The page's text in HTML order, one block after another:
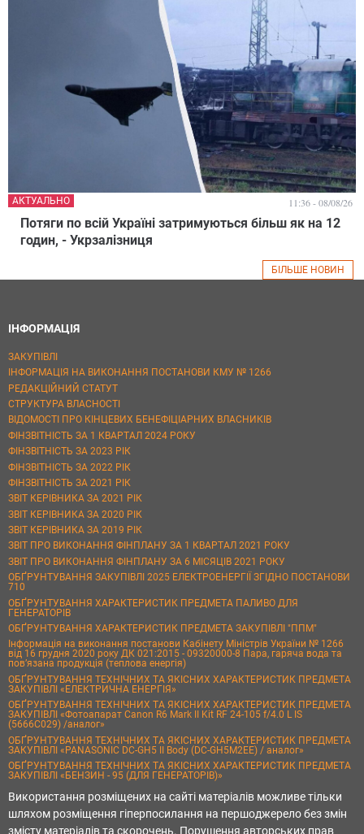
Потяги по всій Україні затримуються більш як на 12
годин, - Укрзалізниця
АКТУАЛЬНО 11:36 - 08/08/26
БІЛЬШЕ НОВИН
ІНФОРМАЦІЯ
ЗАКУПІВЛІ
ІНФОРМАЦІЯ НА ВИКОНАННЯ ПОСТАНОВИ КМУ № 1266
РЕДАКЦІЙНИЙ СТАТУТ
СТРУКТУРА ВЛАСНОСТІ
ВІДОМОСТІ ПРО КІНЦЕВИХ БЕНЕФІЦІАРНИХ ВЛАСНИКІВ
ФІНЗВІТНІСТЬ ЗА 1 КВАРТАЛ 2024 РОКУ
ФІНЗВІТНІСТЬ ЗА 2023 РІК
ФІНЗВІТНІСТЬ ЗА 2022 РІК
ФІНЗВІТНІСТЬ ЗА 2021 РІК
ЗВІТ КЕРІВНИКА ЗА 2021 РІК
ЗВІТ КЕРІВНИКА ЗА 2020 РІК
ЗВІТ КЕРІВНИКА ЗА 2019 РІК
ЗВІТ ПРО ВИКОНАННЯ ФІНПЛАНУ ЗА 1 КВАРТАЛ 2021 РОКУ
ЗВІТ ПРО ВИКОНАННЯ ФІНПЛАНУ ЗА 6 МІСЯЦІВ 2021 РОКУ
ОБҐРУНТУВАННЯ ЗАКУПІВЛІ 2025 ЕЛЕКТРОЕНЕРГІЇ ЗГІДНО ПОСТАНОВИ
710
ОБҐРУНТУВАННЯ ХАРАКТЕРИСТИК ПРЕДМЕТА ПАЛИВО ДЛЯ
ГЕНЕРАТОРІВ
ОБҐРУНТУВАННЯ ХАРАКТЕРИСТИК ПРЕДМЕТА ЗАКУПІВЛІ "ППМ"
Інформація на виконання постанови Кабінету Міністрів України № 1266
від 16 грудня 2020 року ДК 021:2015 - 09320000-8 Пара, гаряча вода та
пов’язана продукція (теплова енергія)
ОБҐРУНТУВАННЯ ТЕХНІЧНИХ ТА ЯКІСНИХ ХАРАКТЕРИСТИК ПРЕДМЕТА
ЗАКУПІВЛІ «ЕЛЕКТРИЧНА ЕНЕРГІЯ»
ОБҐРУНТУВАННЯ ТЕХНІЧНИХ ТА ЯКІСНИХ ХАРАКТЕРИСТИК ПРЕДМЕТА
ЗАКУПІВЛІ «Фотоапарат Canon R6 Mark II Kit RF 24-105 f/4.0 L IS
(5666C029) /аналог»
ОБҐРУНТУВАННЯ ТЕХНІЧНИХ ТА ЯКІСНИХ ХАРАКТЕРИСТИК ПРЕДМЕТА
ЗАКУПІВЛІ «PANASONIC DC-GH5 II Body (DC-GH5M2EE) / аналог»
ОБҐРУНТУВАННЯ ТЕХНІЧНИХ ТА ЯКІСНИХ ХАРАКТЕРИСТИК ПРЕДМЕТА
ЗАКУПІВЛІ «БЕНЗИН - 95 (ДЛЯ ГЕНЕРАТОРІВ)»
Використання розміщених на сайті матеріалів можливе тільки
шляхом розміщення гіперпосилання на першоджерело без змін
змісту матеріалів та скорочень. Порушення авторських прав